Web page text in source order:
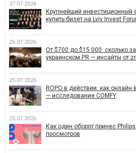
27.07.2026
Крупнейший инвестиционный
купить билет на Lviv Invest
26.07.2026
От $700 до $15 000: сколько
украинском PR — инсайты от
25.07.2026
ROPO в действии: как
— исследование COMFY
25.07.2026
Как один оборот принес
просмотров